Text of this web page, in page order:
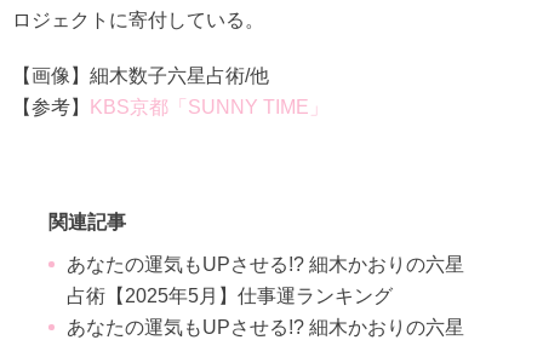
ロジェクトに寄付している。
【画像】細木数子六星占術/他
【参考】
KBS京都「SUNNY TIME」
関連記事
あなたの運気もUPさせる!? 細木かおりの六星
占術【2025年5月】仕事運ランキング
あなたの運気もUPさせる!? 細木かおりの六星